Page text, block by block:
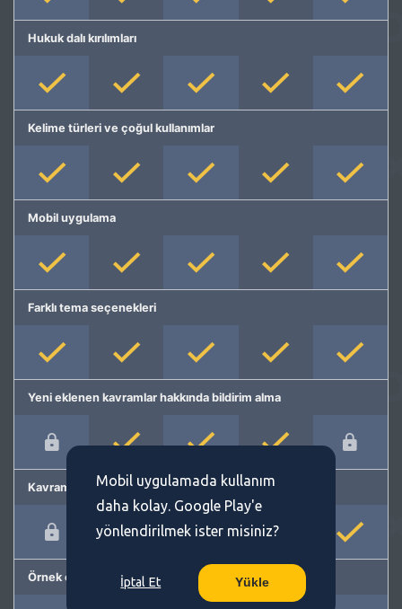
Hukuk dalı kırılımları
Kelime türleri ve çoğul kullanımlar
Mobil uygulama
Farklı tema seçenekleri
Yeni eklenen kavramlar hakkında bildirim alma
Kavram önerme
Örnek cümleler
Mobil uygulamada kullanım
daha kolay. Google Play'e
yönlendirilmek ister misiniz?
İptal Et Yükle